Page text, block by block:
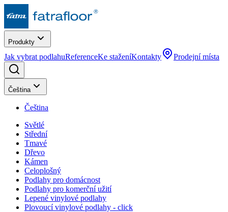
Produkty
Jak vybrat podlahuReferenceKe staženíKontakty Prodejní místa
Čeština
Čeština
Světlé
Střední
Tmavé
Dřevo
Kámen
Celoplošný
Podlahy pro domácnost
Podlahy pro komerční užití
Lepené vinylové podlahy
Plovoucí vinylové podlahy - click